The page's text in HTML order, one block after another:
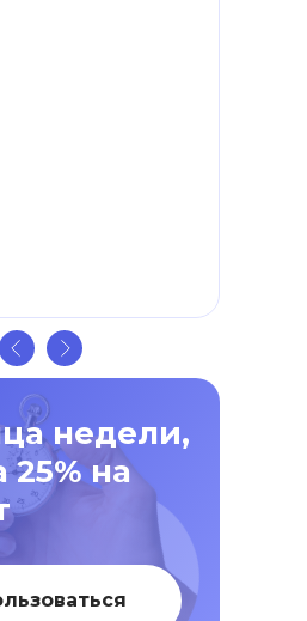
недели,
25% на